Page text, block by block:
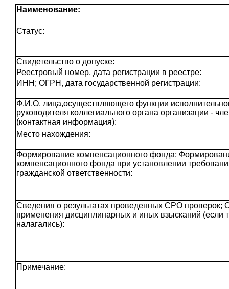
Наименование:
Статус:
Свидетельство о допуске:
Реестровый номер, дата регистрации в реестре:
ИНН; ОГРН, дата государственной регистрации:
Ф.И.О. лица,осуществляющего функции
руководителя коллегиального органа организации -
(контактная информация):
Место нахождения:
Формирование компенсационного фонда;
компенсационного фонда при установлении
гражданской ответственности:
Сведения о результатах проведенных СРО проверок;
применения дисциплинарных и иных взысканий (если
налагались):
Примечание: